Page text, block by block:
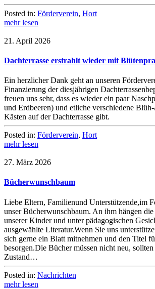
Posted in: Förderverein, Hort
mehr lesen
21. April 2026
Dachterrasse erstrahlt wieder mit
Ein herzlicher Dank geht an unseren
Finanzierung der diesjährigen
freuen uns sehr, dass es wieder ein paar
und Erdbeeren) und etliche verschiedene
Kästen auf der Dachterrasse gibt.
Posted in: Förderverein, Hort
mehr lesen
27. März 2026
Bücherwunschbaum
Liebe Eltern, Familienund Unterstützende,im
unser Bücherwunschbaum. An ihm hängen
unserer Kinder und unter pädagogischen
ausgewählte Literatur.Wenn Sie uns
sich gerne ein Blatt mitnehmen und den Titel
besorgen.Die Bücher müssen nicht neu,
Zustand…
Posted in: Nachrichten
mehr lesen